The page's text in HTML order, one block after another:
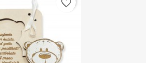
favorite_border